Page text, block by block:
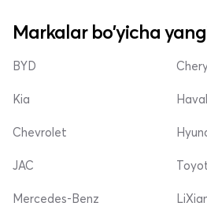
Markalar bo'yicha
BYD
Kia
Chevrolet
Haval
JAC
Mercedes-Benz